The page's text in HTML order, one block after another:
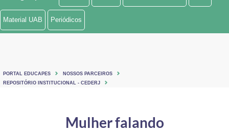
Ministério de Minas e Energia
Ministério do Turismo
Controladoria-Geral da União
Material UAB Periódicos
PORTAL EDUCAPES
NOSSOS PARCEIROS
REPOSITÓRIO INSTITUCIONAL - CEDERJ
Mulher falando